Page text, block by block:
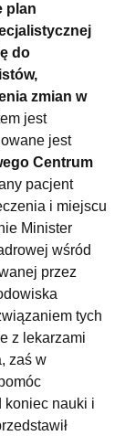
plan
do
zmian w
jest
jest
Centrum
pacjent
i miejscu
Minister
wśród
przez
tych
z lekarzami
zaś w
koniec nauki i